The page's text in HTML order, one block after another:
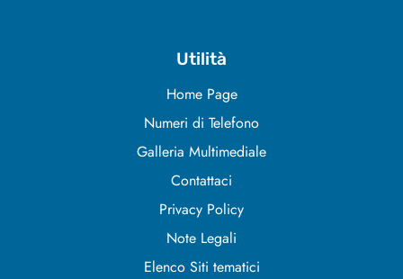
Utilità
Home Page
Numeri di Telefono
Galleria Multimediale
Contattaci
Privacy Policy
Note Legali
Elenco Siti tematici